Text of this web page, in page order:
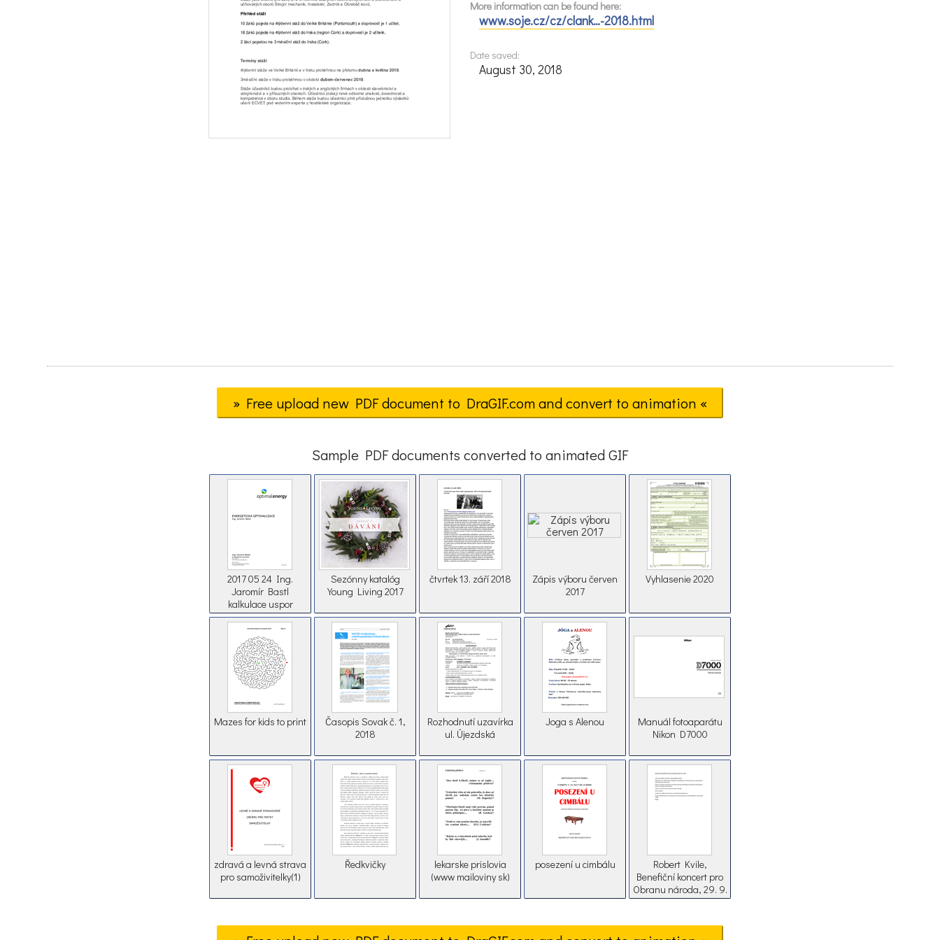
More information can be found here:
www.soje.cz/cz/clank…-2018.html
Date saved:
August 30, 2018
» Free upload new PDF document to DraGIF.com and convert to animation «
Sample PDF documents converted to animated GIF
2017 05 24 Ing.
Jaromír Bastl
kalkulace uspor
Sezónny katalóg
Young Living 2017
čtvrtek 13. září 2018
Zápis výboru červen
2017
Vyhlasenie 2020
Mazes for kids to print
Časopis Sovak č. 1,
2018
Rozhodnutí uzavírka
ul. Újezdská
Joga s Alenou
Manuál fotoaparátu
Nikon D7000
zdravá a levná strava
pro samoživitelky(1)
Ředkvičky
lekarske prislovia
(www mailoviny sk)
posezení u cimbálu
Robert Kvile,
Benefiční koncert pro
Obranu národa, 29. 9.
2018